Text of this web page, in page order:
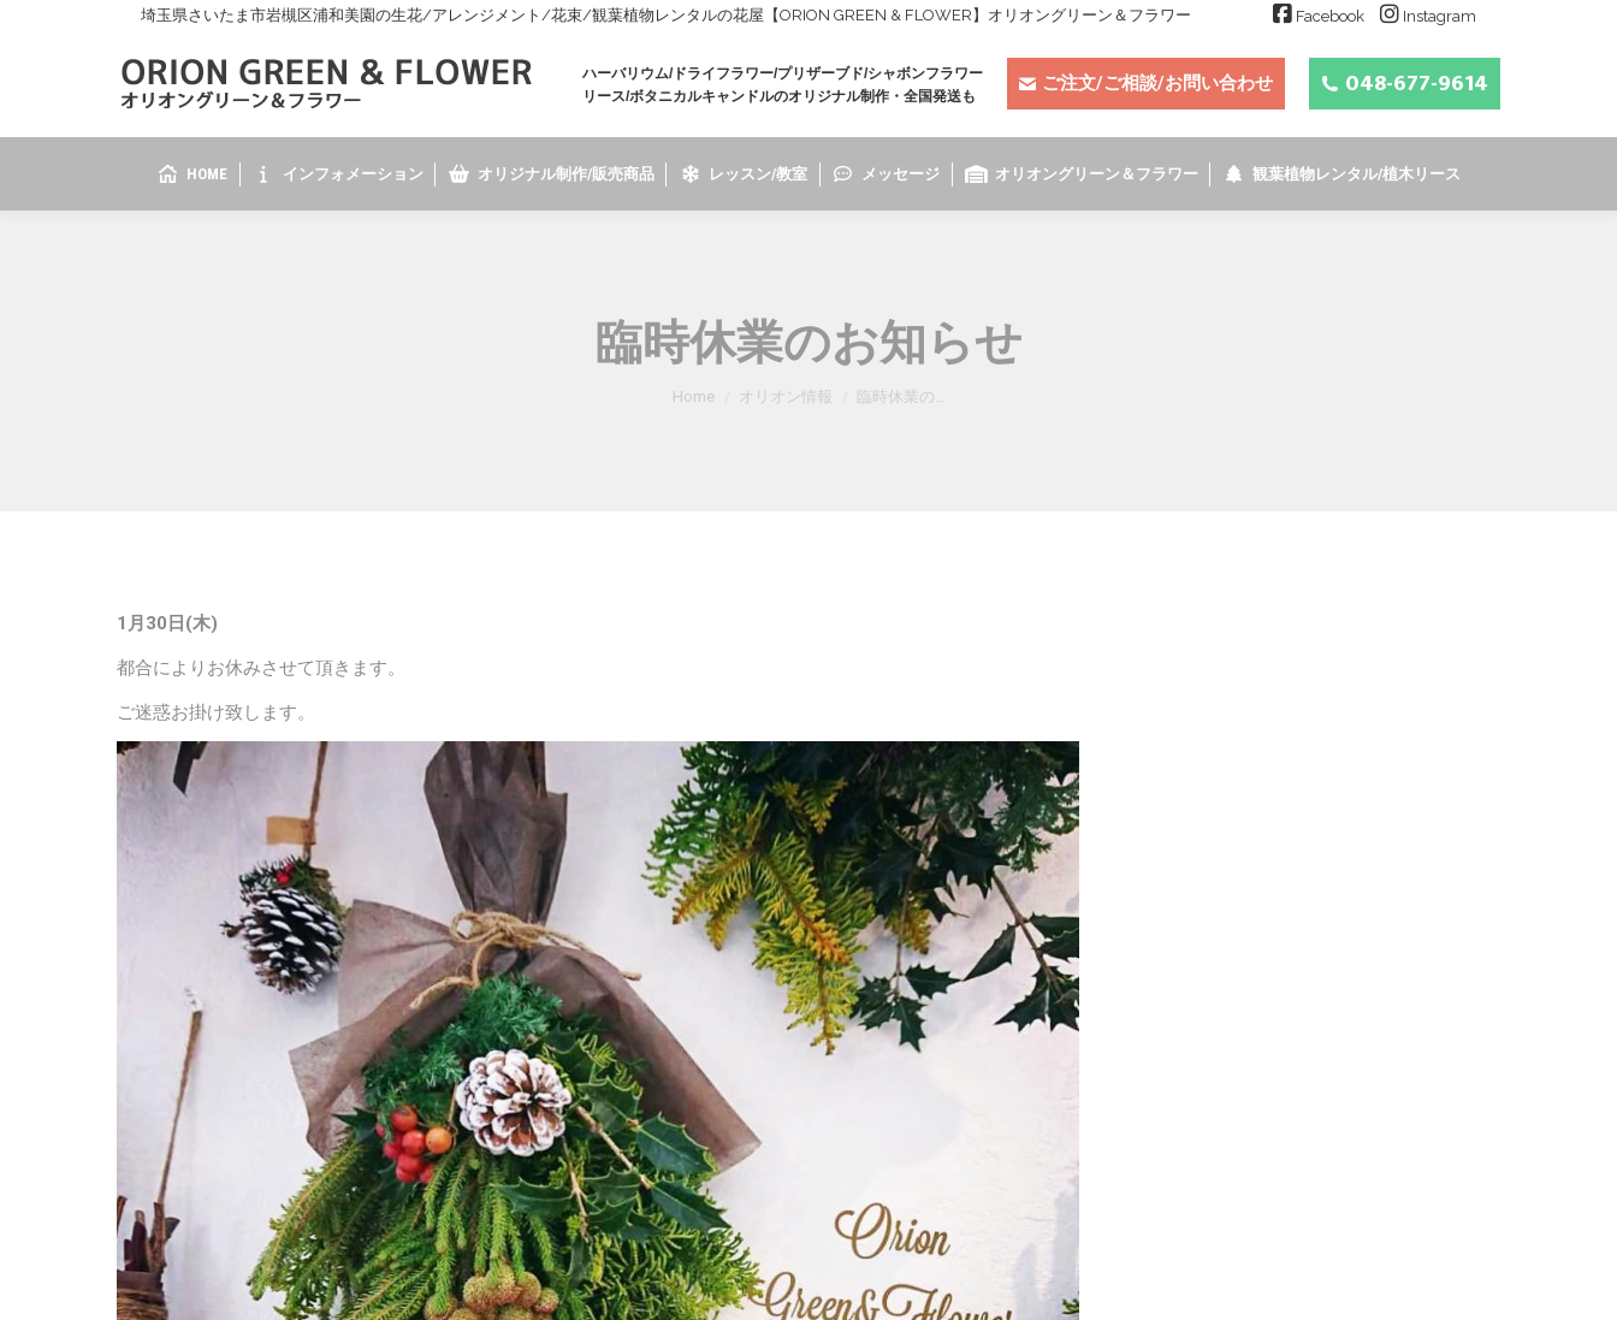
埼玉県さいたま市岩槻区浦和美園の生花/アレンジメント/花束/観葉植物レンタルの花屋【ORION GREEN & FLOWER】オリオングリーン＆フラワー Facebook Instagram
ハーバリウム/ドライフラワー/プリザーブド/シャボンフラワー
リース/ボタニカルキャンドルのオリジナル制作・全国発送も
ご注文/ご相談/お問い合わせ 048-677-9614
HOME インフォメーション オリジナル制作/販売商品 レッスン/教室 メッセージ オリオングリーン＆フラワー 観葉植物レンタル/植木リース
臨時休業のお知らせ
You are here:
Home オリオン情報 臨時休業の…
1月30日(木)
都合によりお休みさせて頂きます。
ご迷惑お掛け致します。